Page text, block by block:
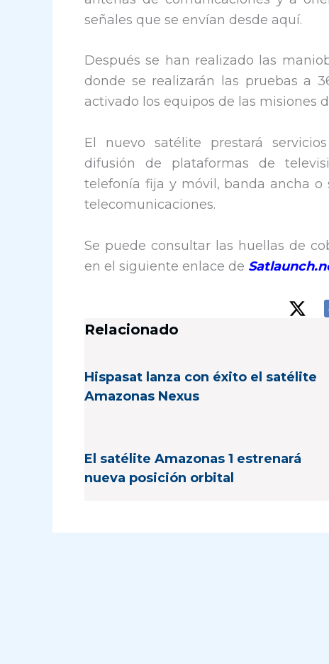
señales que se envían desde aquí.
Después se han realizado las
donde se realizarán las pruebas a
activado los equipos de las misiones
El nuevo satélite prestará
difusión de plataformas de
telefonía fija y móvil, banda ancha o
telecomunicaciones.
Se puede consultar las huellas de
en el siguiente enlace de
Relacionado
Hispasat lanza con éxito el satélite
Amazonas Nexus
El satélite Amazonas 1 estrenará
nueva posición orbital